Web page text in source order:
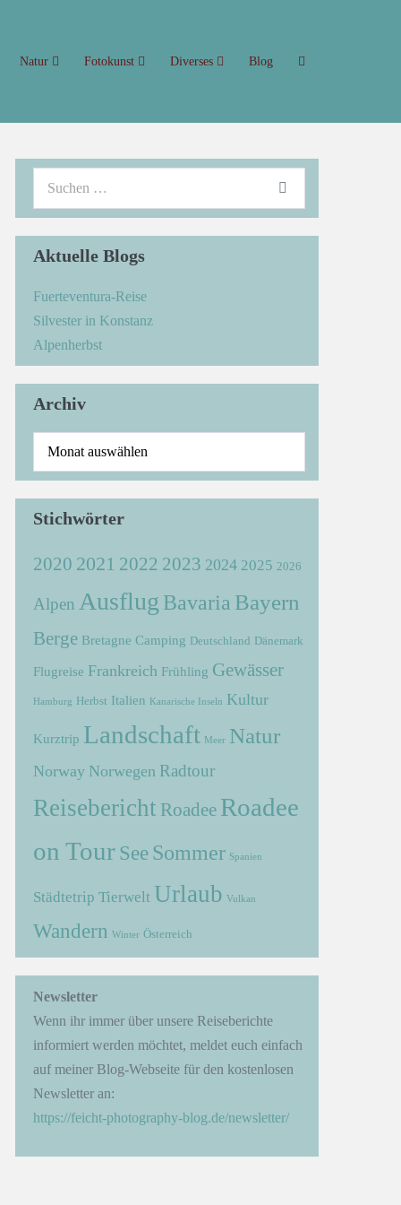
Natur Fotokunst Diverses Blog
Aktuelle Blogs
Fuerteventura-Reise
Silvester in Konstanz
Alpenherbst
Archiv
Stichwörter
2020 2021 2022 2023 2024 2025 2026
Alpen Ausflug Bavaria Bayern
Berge Bretagne Camping Deutschland Dänemark
Flugreise Frankreich Frühling Gewässer
Hamburg Herbst Italien Kanarische Inseln Kultur
Kurztrip Landschaft Meer Natur
Norway Norwegen Radtour
Reisebericht Roadee Roadee
on Tour See Sommer Spanien
Städtetrip Tierwelt Urlaub Vulkan
Wandern Winter Österreich
Newsletter
Wenn ihr immer über unsere Reiseberichte
informiert werden möchtet, meldet euch einfach
auf meiner Blog-Webseite für den kostenlosen
Newsletter an:
https://feicht-photography-blog.de/newsletter/